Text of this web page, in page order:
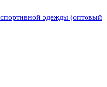
одежды (оптовый